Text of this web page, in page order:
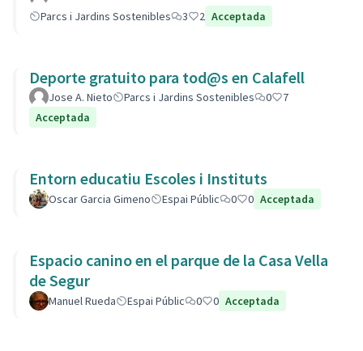
Parcs i Jardins Sostenibles
3 2 Acceptada
Deporte gratuito para tod@s en Calafell
Jose A. Nieto Parcs i Jardins Sostenibles 0
7
Acceptada
Entorn educatiu Escoles i Instituts
Oscar Garcia Gimeno Espai Públic 0 0 Acceptada
Espacio canino en el parque de la Casa Vella
de Segur
Manuel Rueda Espai Públic 0 0 Acceptada